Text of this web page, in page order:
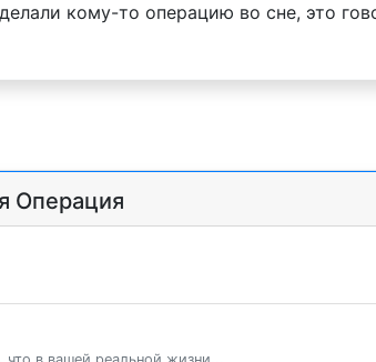
кому-то операцию во сне, это
Операция